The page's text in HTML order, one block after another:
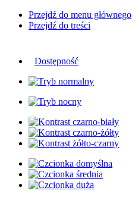
Przejdź do menu głównego
Przejdź do treści
Dostępność